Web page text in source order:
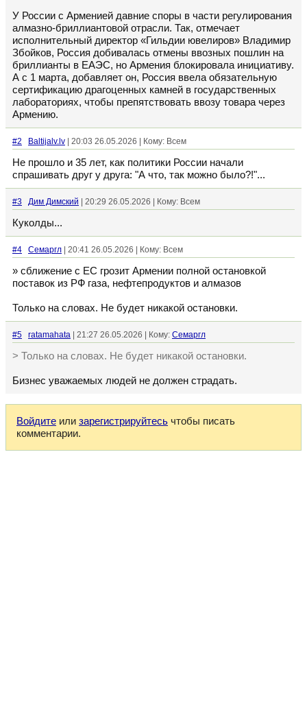
У России с Арменией давние споры в части регулирования
алмазно-бриллиантовой отрасли. Так, отмечает
исполнительный директор «Гильдии ювелиров» Владимир
Збойков, Россия добивалась отмены ввозных пошлин на
бриллианты в ЕАЭС, но Армения блокировала инициативу.
А с 1 марта, добавляет он, Россия ввела обязательную
сертификацию драгоценных камней в государственных
лабораториях, чтобы препятствовать ввозу товара через
Армению.
#2 Baltijalv.lv | 20:03 26.05.2026 | Кому: Всем
Не прошло и 35 лет, как политики России начали
спрашивать друг у друга: "А что, так можно было?!"...
#3 Дим Димский | 20:29 26.05.2026 | Кому: Всем
Куколды...
#4 Семаргл | 20:41 26.05.2026 | Кому: Всем
» сближение с ЕС грозит Армении полной остановкой
поставок из РФ газа, нефтепродуктов и алмазов
Только на словах. Не будет никакой остановки.
#5 ratamahata | 21:27 26.05.2026 | Кому: Семаргл
> Только на словах. Не будет никакой остановки.
Бизнес уважаемых людей не должен страдать.
Войдите или зарегистрируйтесь чтобы писать
комментарии.